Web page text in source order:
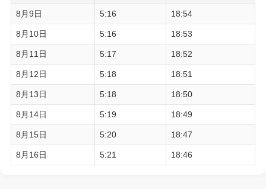
8月9日 5:16 18:54
8月10日 5:16 18:53
8月11日 5:17 18:52
8月12日 5:18 18:51
8月13日 5:18 18:50
8月14日 5:19 18:49
8月15日 5:20 18:47
8月16日 5:21 18:46